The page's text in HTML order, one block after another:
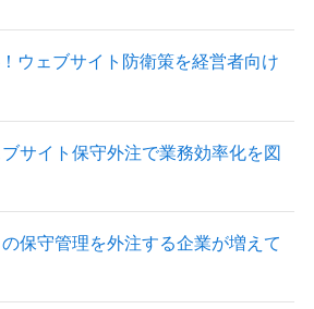
ウェブサイト防衛策を経営者向け
サイト保守外注で業務効率化を図
保守管理を外注する企業が増えて